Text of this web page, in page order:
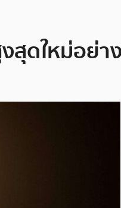
ดใหม่อย่